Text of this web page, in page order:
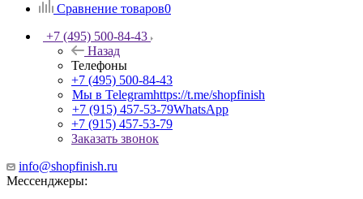
Сравнение товаров0
+7 (495) 500-84-43
Назад
Телефоны
+7 (495) 500-84-43
Мы в Telegramhttps://t.me/shopfinish
+7 (915) 457-53-79WhatsApp
+7 (915) 457-53-79
Заказать звонок
info@shopfinish.ru
Мессенджеры: